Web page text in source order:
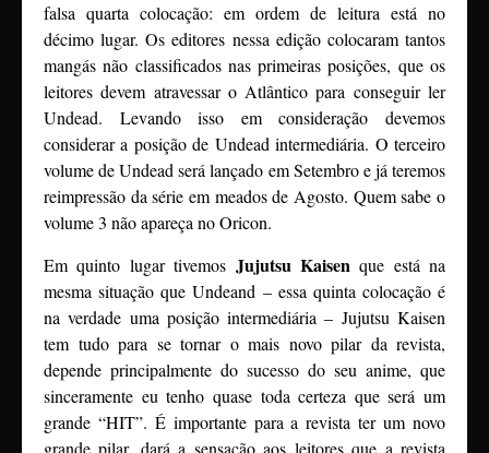
falsa quarta colocação: em ordem de leitura está no
décimo lugar. Os editores nessa edição colocaram tantos
mangás não classificados nas primeiras posições, que os
leitores devem atravessar o Atlântico para conseguir ler
Undead. Levando isso em consideração devemos
considerar a posição de Undead intermediária. O terceiro
volume de Undead será lançado em Setembro e já teremos
reimpressão da série em meados de Agosto. Quem sabe o
volume 3 não apareça no Oricon.
Em quinto lugar tivemos Jujutsu Kaisen que está na
mesma situação que Undeand – essa quinta colocação é
na verdade uma posição intermediária – Jujutsu Kaisen
tem tudo para se tornar o mais novo pilar da revista,
depende principalmente do sucesso do seu anime, que
sinceramente eu tenho quase toda certeza que será um
grande “HIT”. É importante para a revista ter um novo
grande pilar, dará a sensação aos leitores que a revista